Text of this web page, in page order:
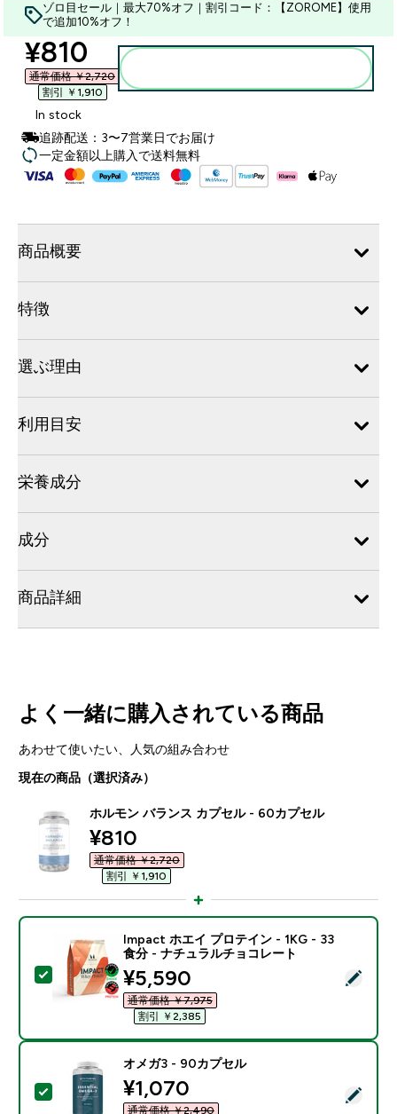
ゾロ目セール｜最大70%オフ｜割引コード：【ZOROME】使用
で追加10%オフ！
discounted price
¥810‎
通常価格 ￥2,720‎
割引 ￥1,910‎
In stock
追跡配送：3〜7営業日でお届け
一定金額以上購入で送料無料
商品概要
特徴
選ぶ理由
利用目安
栄養成分
成分
商品詳細
よく一緒に購入されている商品
あわせて使いたい、人気の組み合わせ
現在の商品（選択済み）
ホルモン バランス カプセル - 60カプセル
discounted price
¥810‎
通常価格 ￥2,720‎
割引 ￥1,910‎
この商品を選択 - Impact ホエイ プロテイン - 1KG -
Impact ホエイ プロテイン - 1KG - 33
食分 - ナチュラルチョコレート
discounted price
¥5,590‎
通常価格 ￥7,975‎
割引 ￥2,385‎
この商品を選択 - オメガ3 - 90カプセル
オメガ3 - 90カプセル
discounted price
¥1,070‎
通常価格 ￥2,490‎